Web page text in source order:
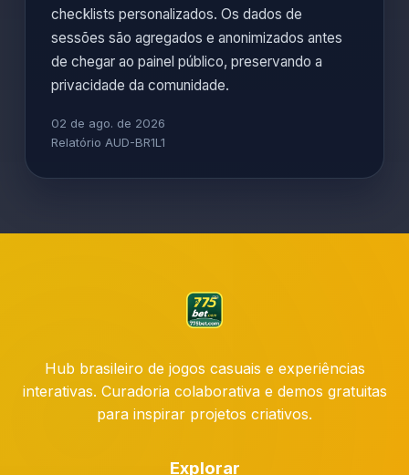
checklists personalizados. Os dados de
sessões são agregados e anonimizados antes
de chegar ao painel público, preservando a
privacidade da comunidade.
02 de ago. de 2026
Relatório AUD-BR1L1
Hub brasileiro de jogos casuais e experiências
interativas. Curadoria colaborativa e demos gratuitas
para inspirar projetos criativos.
Explorar